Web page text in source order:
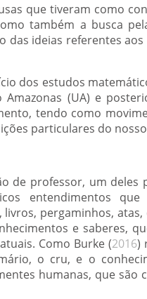
que tiveram como
também a busca
das ideias referentes
dos estudos
(UA) e
tendo como
particulares do
de professor, um deles
entendimentos que
pergaminhos, atas,
e saberes,
Como Burke (2016)
o cru, e o
humanas, que são